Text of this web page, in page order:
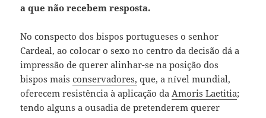
a que não recebem resposta.
No conspecto dos bispos portugueses o senhor
Cardeal, ao colocar o sexo no centro da decisão dá a
impressão de querer alinhar-se na posição dos
bispos maisconservadores, que, a nível mundial,
oferecem resistência à aplicação da Amoris Laetitia;
tendo alguns a ousadia de pretenderem querer